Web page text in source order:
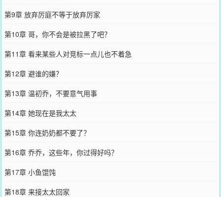
第9章 放弃厉庭不等于放弃厉家
第10章 哥，你不会是被拉黑了吧？
第11章 看来某些人对竞标一点儿也不着急
第12章 避谁的嫌？
第13章 温初乔，不要意气用事
第14章 她现在是我太太
第15章 你连奶奶都不要了？
第16章 乔乔，这些年，你过得好吗？
第17章 小鱼馄饨
第18章 来接太太回家